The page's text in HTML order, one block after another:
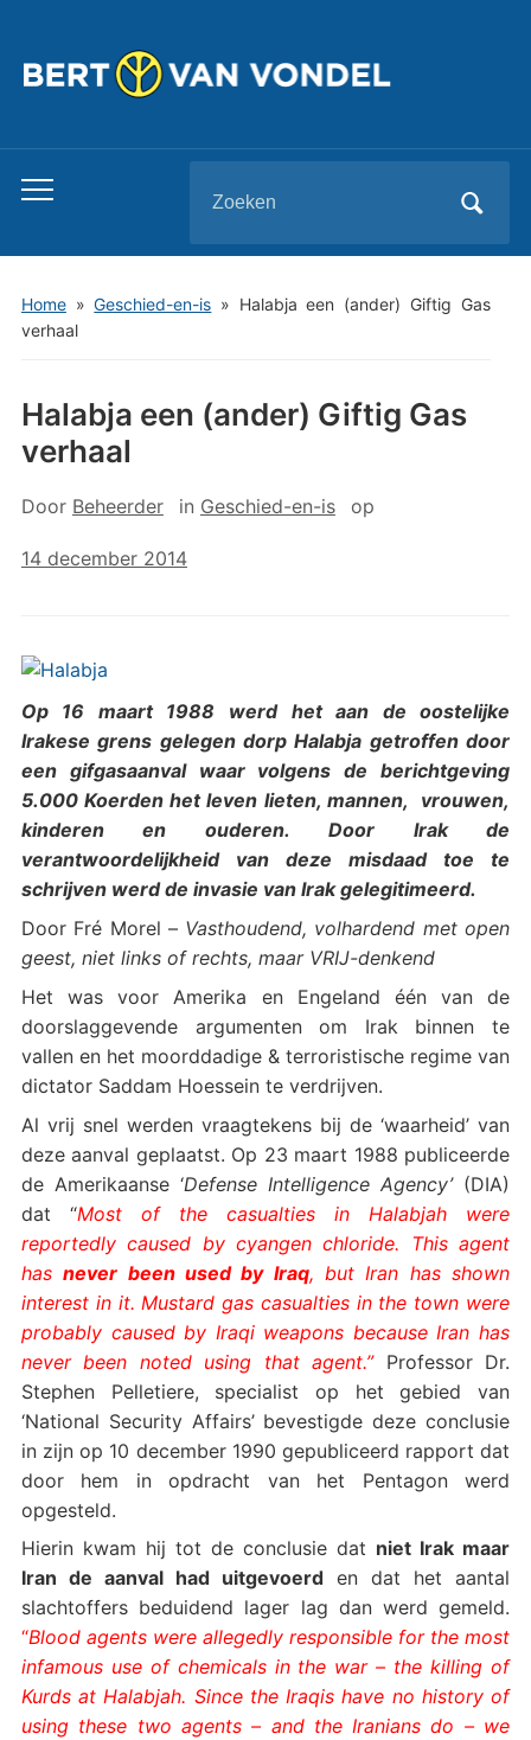
Toggle
menu
naar:
Home»Geschied-en-is » Halabja een (ander) Giftig Gas
verhaal
Halabja een (ander) Giftig Gas
verhaal
Door Beheerder in Geschied-en-is op
14 december 2014
Op 16 maart 1988 werd het aan de oostelijke
Irakese grens gelegen dorp Halabja getroffen door
een gifgasaanval waar volgens de berichtgeving
5.000 Koerden het leven lieten, mannen, vrouwen,
kinderen en ouderen. Door Irak de
verantwoordelijkheid van deze misdaad toe te
schrijven werd de invasie van Irak gelegitimeerd.
Door Fré Morel – Vasthoudend, volhardend met open
geest, niet links of rechts, maar VRIJ-denkend
Het was voor Amerika en Engeland één van de
doorslaggevende argumenten om Irak binnen te
vallen en het moorddadige & terroristische regime van
dictator Saddam Hoessein te verdrijven.
Al vrij snel werden vraagtekens bij de ‘waarheid’ van
deze aanval geplaatst. Op 23 maart 1988 publiceerde
de Amerikaanse ‘Defense Intelligence Agency’(DIA)
dat “Most of the casualties in Halabjah were
reportedly caused by cyangen chloride. This agent
hasnever been used by Iraq, but Iran has shown
interest in it. Mustard gas casualties in the town were
probably caused by Iraqi weapons because Iran has
never been noted using that agent.”Professor Dr.
Stephen Pelletiere, specialist op het gebied van
‘National Security Affairs’ bevestigde deze conclusie
in zijn op 10 december 1990 gepubliceerd rapport dat
door hem in opdracht van het Pentagon werd
opgesteld.
Hierin kwam hij tot de conclusie dat niet Irak maar
Iran de aanval had uitgevoerd en dat het aantal
slachtoffers beduidend lager lag dan werd gemeld.
“Blood agents were allegedly responsible for the most
infamous use of chemicals in the war – the killing of
Kurds at Halabjah. Since the Iraqis have no history of
using these two agents – and the Iranians do – we